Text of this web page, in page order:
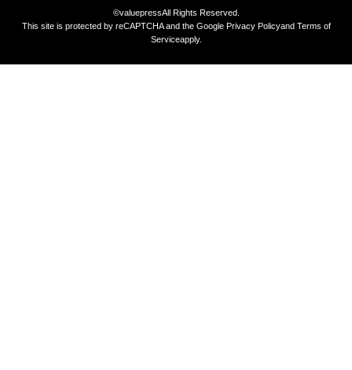
©valuepressAll Rights Reserved.
This site is protected by reCAPTCHA and the GooglePrivacy Policyand Terms of
Serviceapply.